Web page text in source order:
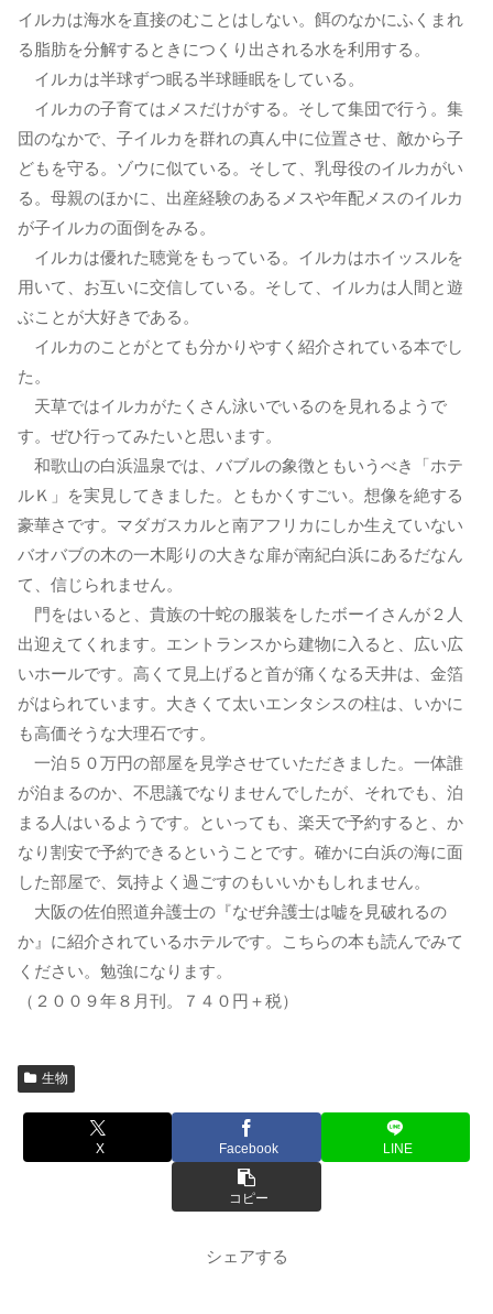
イルカは海水を直接のむことはしない。餌のなかにふくまれ
る脂肪を分解するときにつくり出される水を利用する。
イルカは半球ずつ眠る半球睡眠をしている。
イルカの子育てはメスだけがする。そして集団で行う。集
団のなかで、子イルカを群れの真ん中に位置させ、敵から子
どもを守る。ゾウに似ている。そして、乳母役のイルカがい
る。母親のほかに、出産経験のあるメスや年配メスのイルカ
が子イルカの面倒をみる。
イルカは優れた聴覚をもっている。イルカはホイッスルを
用いて、お互いに交信している。そして、イルカは人間と遊
ぶことが大好きである。
イルカのことがとても分かりやすく紹介されている本でし
た。
天草ではイルカがたくさん泳いでいるのを見れるようで
す。ぜひ行ってみたいと思います。
和歌山の白浜温泉では、バブルの象徴ともいうべき「ホテ
ルＫ」を実見してきました。ともかくすごい。想像を絶する
豪華さです。マダガスカルと南アフリカにしか生えていない
バオバブの木の一木彫りの大きな扉が南紀白浜にあるだなん
て、信じられません。
門をはいると、貴族の十蛇の服装をしたボーイさんが２人
出迎えてくれます。エントランスから建物に入ると、広い広
いホールです。高くて見上げると首が痛くなる天井は、金箔
がはられています。大きくて太いエンタシスの柱は、いかに
も高価そうな大理石です。
一泊５０万円の部屋を見学させていただきました。一体誰
が泊まるのか、不思議でなりませんでしたが、それでも、泊
まる人はいるようです。といっても、楽天で予約すると、か
なり割安で予約できるということです。確かに白浜の海に面
した部屋で、気持よく過ごすのもいいかもしれません。
大阪の佐伯照道弁護士の『なぜ弁護士は嘘を見破れるの
か』に紹介されているホテルです。こちらの本も読んでみて
ください。勉強になります。
（２００９年８月刊。７４０円＋税）
生物
X Facebook LINE
コピー
シェアする